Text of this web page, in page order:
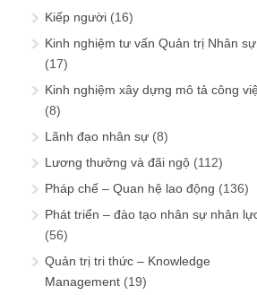
Kiếp người (16)
Kinh nghiệm tư vấn Quản trị Nhân sự
(17)
Kinh nghiệm xây dựng mô tả công
(8)
Lãnh đạo nhân sự (8)
Lương thưởng và đãi ngộ (112)
Pháp chế – Quan hệ lao động (136)
Phát triển – đào tạo nhân sự nhân
(56)
Quản trị tri thức – Knowledge
Management (19)